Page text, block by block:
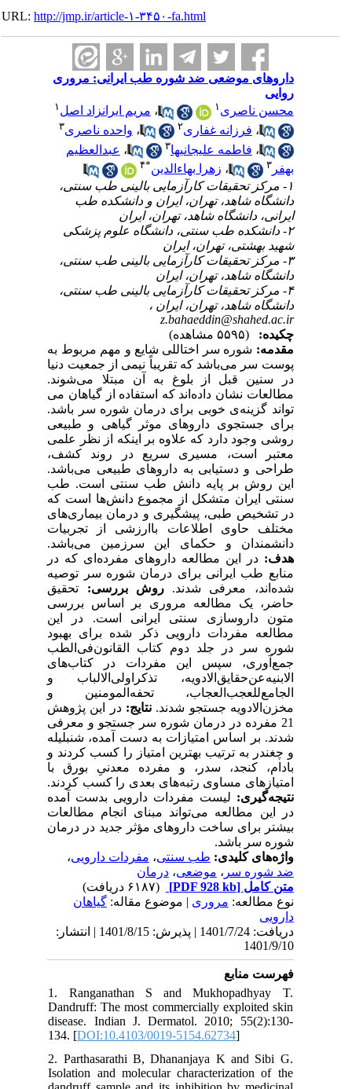
URL:http://jmp.ir/article-۱-۳۴۵۰-fa.html
داروهای موضعی ضد شوره طب ایرانی: مروری
روایی
محسن ناصری
،مریم ایرانزاد اصل
،فرزانه غفاری۲ ،واحده ناصری
،فاطمه علیجانیها۳ ،عبدالعظیم
بهفر
،زهرا بهاءالدین
۱- مرکز تحقیقات کارآزمایی بالینی طب سنتی،
دانشگاه شاهد، تهران، ایران و دانشکده طب
ایرانی، دانشگاه شاهد، تهران، ایران
۲- دانشکده طب سنتی، دانشگاه علوم پزشکی
شهید بهشتی، تهران، ایران
۳- مرکز تحقیقات کارآزمایی بالینی طب سنتی،
دانشگاه شاهد، تهران، ایران
۴- مرکز تحقیقات کارآزمایی بالینی طب سنتی،
دانشگاه شاهد، تهران، ایران ،
z.bahaeddin@shahed.ac.ir
چکیده:
(۵۵۹۵ مشاهده)
مقدمه:شوره سر اختاللی شایع و مهم مربوط به
پوست سر می‌باشد که تقریباً نیمی از جمعیت دنیا
در سنین قبل از بلوغ به آن مبتلا می‌شوند.
مطالعات نشان داده‌اند که استفاده از گیاهان می
تواند گزینه‌ی خوبی برای درمان شوره سر باشد.
برای جستجوی داروهای موثر گیاهی و طبیعی
روشی وجود دارد که علاوه بر اینکه از نظر علمی
معتبر است، مسیری سریع در روند کشف،
طراحی و دستیابی به داروهای طبیعی می‌باشد.
این روش بر پایه دانش طب سنتی است. طب
سنتی ایران متشکل از مجموع دانش‌ها است که
در تشخیص طبی، پیشگیری و درمان بیماری‌های
مختلف حاوی اطلاعات باارزشی از تجربیات
دانشمندان و حکمای این سرزمین می‌باشد.
هدف:در این مطالعه داروهای مفرده‌ای که در
منابع طب ایرانی برای درمان شوره سر توصیه
شده‌اند، معرفی شدند.روش بررسی:تحقیق
حاضر، یک مطالعه مروری بر اساس بررسی
متون داروسازی سنتی ایرانی است. در این
مطالعه مفردات دارویی ذکر شده برای بهبود
شوره سر در جلد دوم کتاب القانون‌فی‌الطب
جمع‌آوری، سپس این مفردات در کتاب‌های
الابنیه‌عن‌حقایق‌الادویه، تذکراولی‌الالباب و
الجامع‌للعجب‌العجاب، تحفه‌المومنین و
مخزن‌الادویه جستجو شدند.نتایج:در این پژوهش
21 مفرده در درمان شوره سر جستجو و معرفی
شدند. بر اساس امتیازات به دست آمده، شنبلیله
و چغندر به ترتیب بهترین امتیاز را کسب کردند و
بادام، کنجد، سدر، و مفرده معدنیِ بورق با
امتیازهای مساوی رتبه‌های بعدی را کسب کردند.
نتیجه‌گیری:لیست مفردات دارویی بدست آمده
در این مطالعه می‌تواند مبنای انجام مطالعات
بیشتر برای ساخت داروهای مؤثر جدید در درمان
شوره سر باشد.
واژه‌های کلیدی:طب سنتی،مفردات دارویی،
ضد شوره سر ،موضعی،درمان
متن کامل[PDF 928 kb]
(۶۱۸۷ دریافت)
نوع مطالعه:مروری| موضوع مقاله:گياهان
دارویی
دریافت: 1401/7/24 | پذیرش: 1401/8/15 | انتشار:
1401/9/10
فهرست منابع
1. Ranganathan S and Mukhopadhyay T.
Dandruff: The most commercially exploited skin
disease. Indian J. Dermatol. 2010; 55(2):130-
134. [DOI:10.4103/0019-5154.62734
2. Parthasarathi B, Dhananjaya K and Sibi G.
Isolation and molecular characterization of the